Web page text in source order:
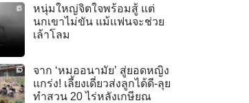
หนุ่มใหญ่จิตใจพร้อมสู้ แต่
นกเขาไม่ขัน แม้แฟนจะช่วย
เล้าโลม
จาก ‘หมออนามัย’ สู่ยอดหญิง
แกร่ง! เลี้ยงเดี่ยวส่งลูกได้ดี-ลุย
ทำสวน 20 ไร่หลังเกษียณ